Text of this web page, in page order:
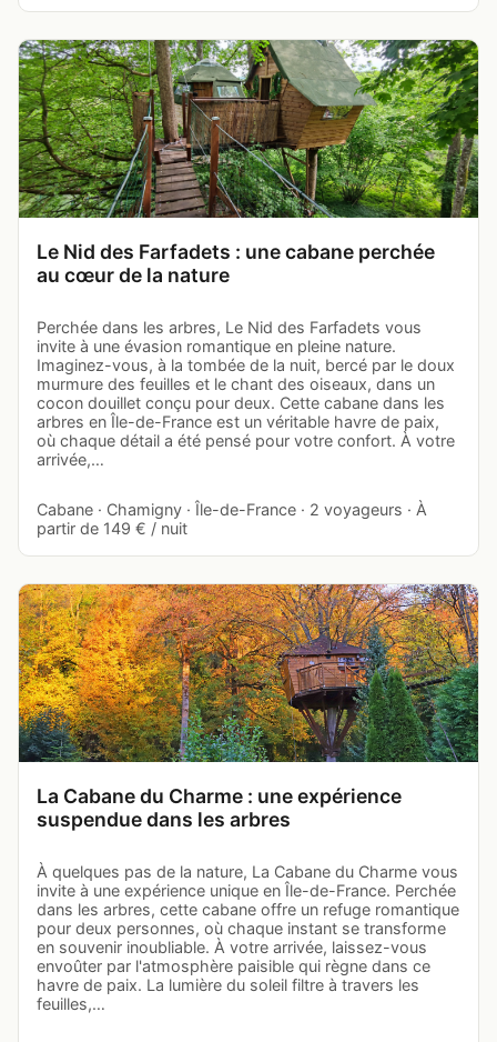
Le Nid des Farfadets : une cabane perchée
au cœur de la nature
Perchée dans les arbres, Le Nid des Farfadets vous
invite à une évasion romantique en pleine nature.
Imaginez-vous, à la tombée de la nuit, bercé par le doux
murmure des feuilles et le chant des oiseaux, dans un
cocon douillet conçu pour deux. Cette cabane dans les
arbres en Île-de-France est un véritable havre de paix,
où chaque détail a été pensé pour votre confort. À votre
arrivée,…
Cabane · Chamigny · Île-de-France · 2 voyageurs · À
partir de 149 € / nuit
La Cabane du Charme : une expérience
suspendue dans les arbres
À quelques pas de la nature, La Cabane du Charme vous
invite à une expérience unique en Île-de-France. Perchée
dans les arbres, cette cabane offre un refuge romantique
pour deux personnes, où chaque instant se transforme
en souvenir inoubliable. À votre arrivée, laissez-vous
envoûter par l'atmosphère paisible qui règne dans ce
havre de paix. La lumière du soleil filtre à travers les
feuilles,…